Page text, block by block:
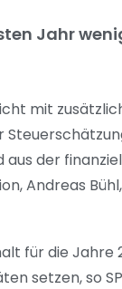
Jahr
mit
der
Andreas
für die Jahre
setzen, so